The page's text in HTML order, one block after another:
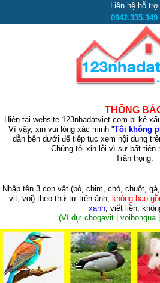
Liên hệ hỗ trợ
0942.335.349
THÔNG
Hiện tại website 123nhadatviet.com bị kẻ
Vì vậy, xin vui lòng xác minh "Tôi không
dẫn bên dưới để tiếp tục xem nội dung
Chúng tôi xin lỗi vì sự bất tiện
Trân trọng.
Nhập tên 3 con vật (bò, chim, chó, chuột,
vịt, voi)theo thứ tự trên ảnh, không bao
xanh, viết liền,
(Ví dụ: chogavit | voibongua